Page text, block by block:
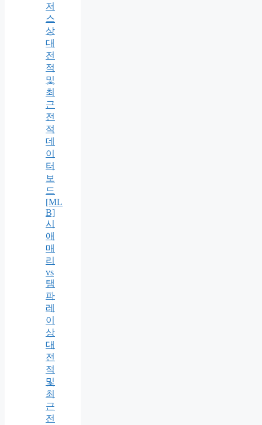
저
스
상
대
전
적
및
최
근
전
적
데
이
터
보
드
[ML
B]
시
애
매
리
vs
탬
파
레
이
상
대
전
적
및
최
근
전